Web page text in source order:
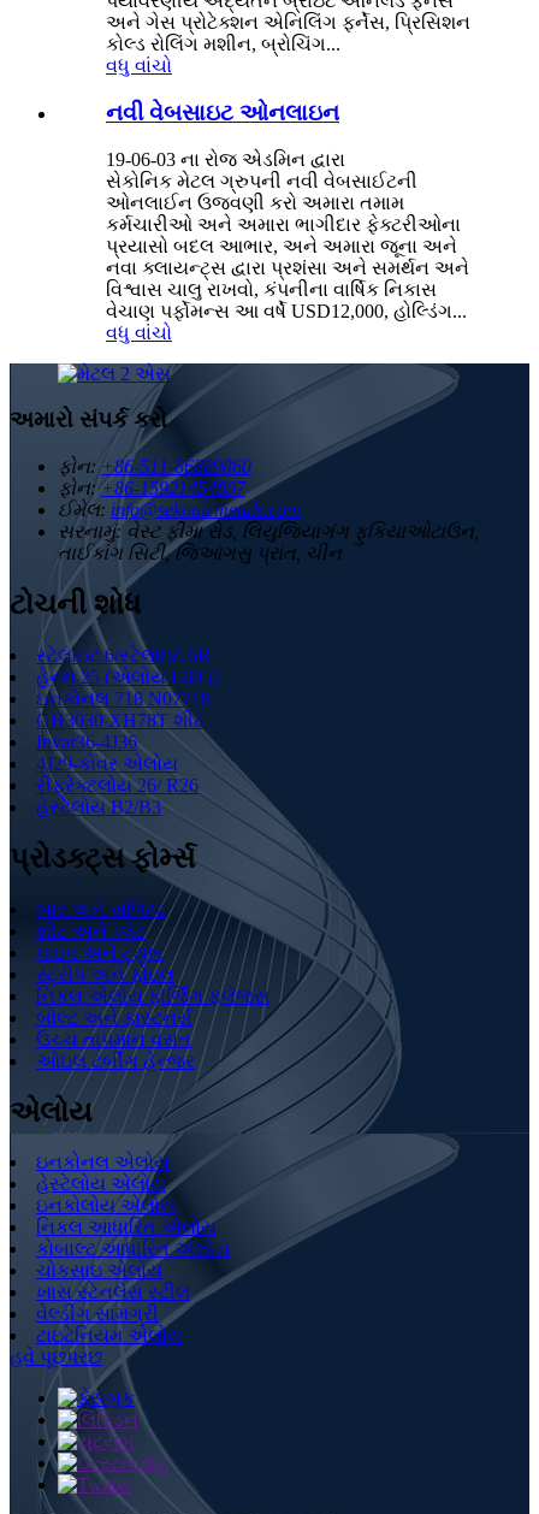
અને ગેસ પ્રોટેક્શન એનિલિંગ ફર્નેસ, પ્રિસિશન
કોલ્ડ રોલિંગ મશીન, બ્રોચિંગ...
વધુ વાંચો
નવી વેબસાઇટ ઓનલાઇન
19-06-03 ના રોજ એડમિન દ્વારા
સેકોનિક મેટલ ગ્રુપની નવી વેબસાઈટની
ઓનલાઈન ઉજવણી કરો અમારા તમામ
કર્મચારીઓ અને અમારા ભાગીદાર ફેક્ટરીઓના
પ્રયાસો બદલ આભાર, અને અમારા જૂના અને
નવા ક્લાયન્ટ્સ દ્વારા પ્રશંસા અને સમર્થન અને
વિશ્વાસ ચાલુ રાખવો, કંપનીના વાર્ષિક નિકાસ
વેચાણ પર્ફોમન્સ આ વર્ષે USD12,000, હોલ્ડિંગ...
વધુ વાંચો
અમારો સંપર્ક કરો
ફોન: +86-511-86889860
ફોન: +86-15921454807
ઈમેલ: info@sekonicmetals.com
સરનામું: વેસ્ટ ફીમા રોડ, લિયુજિયાગંગ ફુકિયાઓટાઉન,
તાઈકાંગ સિટી, જિઆંગસુ પ્રાંત, ચીન
ટોચની શોધ
સ્ટેલાઇટ 6/સ્ટેલાઇટ 6B
હેન્સ 25 (એલોય L605)
ઇનકોનલ 718 N07718
GH3030 XH78T શીટ
Invar36-4J36
4J29-કોવર એલોય
રીફ્રેક્ટલોય 26/ R26
હેસ્ટેલોય B2/B3
પ્રોડક્ટ્સ ફોર્મ્સ
બાર અને સળિયા
શીટ અને પ્લેટ
પાઇપ અને ટ્યુબ
સ્ટ્રીપ અને ફોઇલ
નિકલ એલોય ફોર્જિંગ ફ્લેંજ્સ
બોલ્ટ અને ફાસ્ટનર્સ
ઉચ્ચ તાપમાન વસંત
ઓઇલ ટર્બીંગ હેન્જર
એલોય
ઇનકોનલ એલોય
હેસ્ટેલોય એલોય
ઇનકોલોય એલોય
નિકલ આધારિત એલોય
કોબાલ્ટ આધારિત એલોય
ચોકસાઇ એલોય
ખાસ સ્ટેનલેસ સ્ટીલ
વેલ્ડીંગ સામગ્રી
ટાઇટેનિયમ એલોય
હવે પૂછપરછ